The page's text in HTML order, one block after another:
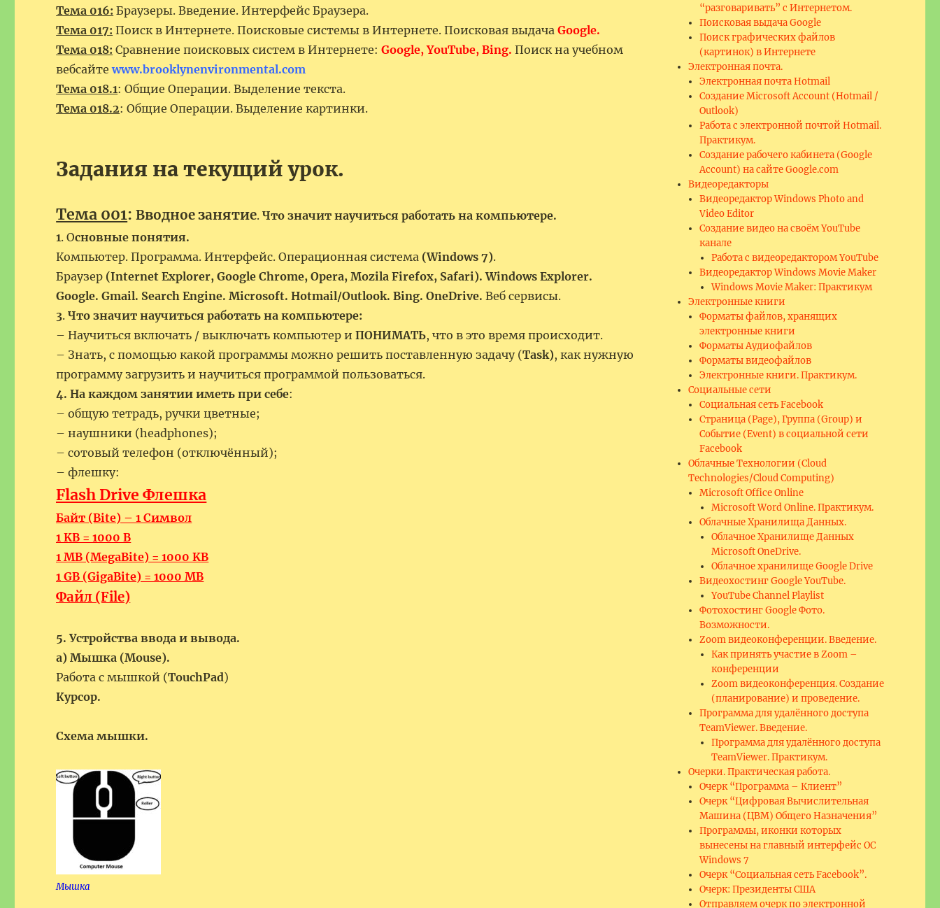
Тема 016: Браузеры. Введение. Интерфейс Браузера.
Тема 017: Поиск в Интернете. Поисковые системы в Интернете. Поисковая выдачаGoogle.
Тема 018: Сравнение поисковых систем в Интернете:Google, YouTube, Bing. Поиск на учебном
вебсайтеwww.brooklynenvironmental.com
Тема 018.1: Общие Операции. Выделение текста.
Тема 018.2: Общие Операции. Выделение картинки.
Задания на текущий урок.
Тема 001:Вводное занятие.Что значит научиться работать на компьютере.
1. Основные понятия.
Компьютер. Программа. Интерфейс. Операционная система (Windows 7).
Браузер (Internet Explorer, Google Chrome, Opera, Mozila Firefox, Safari). Windows Explorer.
Google. Gmail. Search Engine. Microsoft. Hotmail/Outlook. Bing. OneDrive. Веб сервисы.
3.Что значит научиться работать на компьютере:
– Научиться включать / выключать компьютер и ПОНИМАТЬ, что в это время происходит.
– Знать, с помощью какой программы можно решить поставленную задачу (Task), как нужную
программу загрузить и научиться программой пользоваться.
4. На каждом занятии иметь при себе:
– общую тетрадь, ручки цветные;
– наушники (headphones);
– сотовый телефон (отключённый);
– флешку:
Flash Drive Флешка
Байт (Bite) – 1 Символ
1 KB = 1000 B
1 MB (MegaBite) = 1000 KB
1 GB (GigaBite) = 1000 MB
Файл (File)
5. Устройства ввода и вывода.
а) Мышка (Mouse).
Работа с мышкой (TouchPad)
Курсор.
Схема мышки.
Мышка
“разговаривать” с Интернетом.
Поисковая выдача Google
Поиск графических файлов
(картинок) в Интернете
Электронная почта.
Электронная почта Hotmail
Создание Microsoft Account (Hotmail /
Outlook)
Работа с электронной почтой Hotmail.
Практикум.
Создание рабочего кабинета (Google
Account) на сайте Google.com
Видеоредакторы
Видеоредактор Windows Photo and
Video Editor
Создание видео на своём YouTube
канале
Работа с видеоредактором YouTube
Видеоредактор Windows Movie Maker
Windows Movie Maker: Практикум
Электронные книги
Форматы файлов, хранящих
электронные книги
Форматы Аудиофайлов
Форматы видеофайлов
Электронные книги. Практикум.
Социальные сети
Социальная сеть Facebook
Страница (Page), Группа (Group) и
Событие (Event) в социальной сети
Facebook
Облачные Технологии (Cloud
Technologies/Cloud Computing)
Microsoft Office Online
Microsoft Word Online. Практикум.
Облачные Хранилища Данных.
Облачное Хранилище Данных
Microsoft OneDrive.
Облачное хранилище Google Drive
Видеохостинг Google YouTube.
YouTube Channel Playlist
Фотохостинг Google Фото.
Возможности.
Zoom видеоконференции. Введение.
Как принять участие в Zoom –
конференции
Zoom видеоконференция. Создание
(планирование) и проведение.
Программа для удалённого доступа
TeamViewer. Введение.
Программа для удалённого доступа
TeamViewer. Практикум.
Очерки. Практическая работа.
Очерк “Программа – Клиент”
Очерк “Цифровая Вычислительная
Машина (ЦВМ) Общего Назначения”
Программы, иконки которых
вынесены на главный интерфейс ОС
Windows 7
Очерк “Социальная сеть Facebook”.
Очерк: Президенты США
Отправляем очерк по электронной